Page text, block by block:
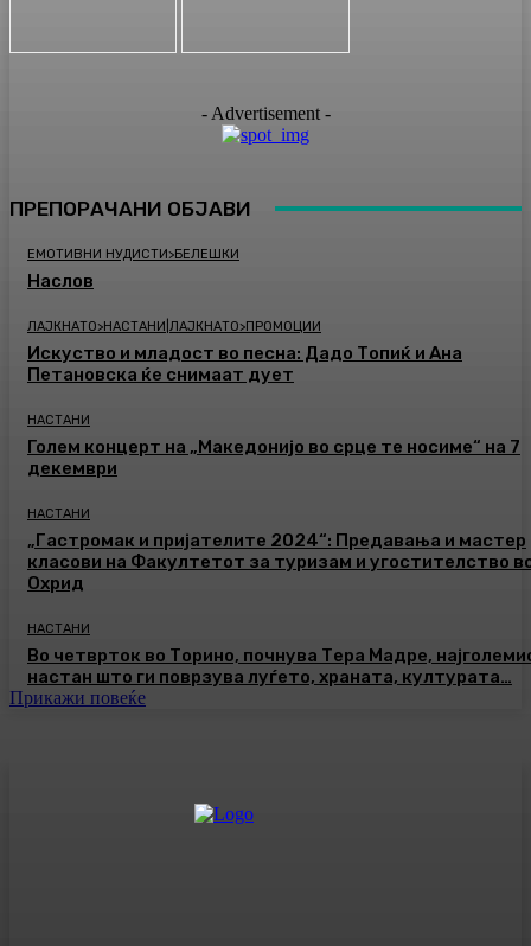
- Advertisement -
ПРЕПОРАЧАНИ ОБЈАВИ
ЕМОТИВНИ НУДИСТИ>БЕЛЕШКИ
Наслов
ЛАЈКНАТО>НАСТАНИ|ЛАЈКНАТО>ПРОМОЦИИ
Искуство и младост во песна: Дадо Топиќ и Ана
Петановска ќе снимаат дует
НАСТАНИ
Голем концерт на „Македонијо во срце те носиме“ на 7
декември
НАСТАНИ
„Гастромак и пријателите 2024“: Предавања и мастер
класови на Факултетот за туризам и угостителство
Охрид
НАСТАНИ
Во четврток во Торино, почнува Тера Мадре,
настан што ги поврзува луѓето, храната, културата…
Прикажи повеќе